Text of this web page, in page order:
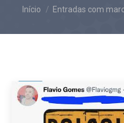
Você está aqui:
Início Entradas com